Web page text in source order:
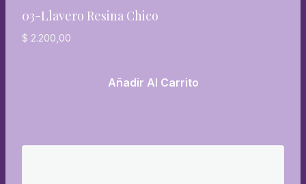
03-Llavero Resina Chico
$ 2.200,00
Añadir Al Carrito